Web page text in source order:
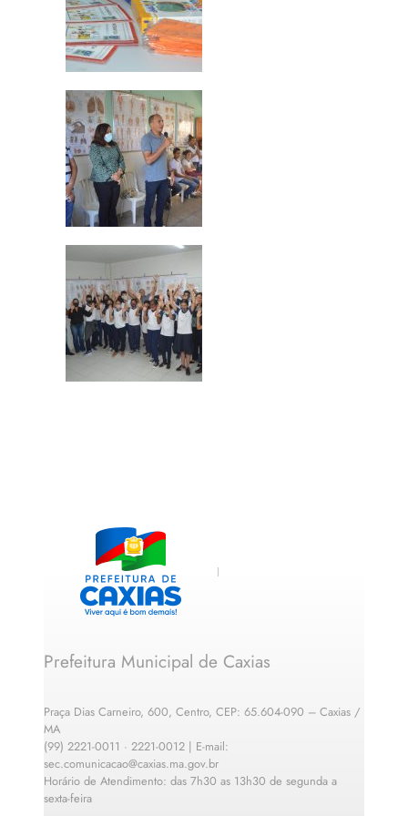
Prefeitura Municipal de Caxias
Praça Dias Carneiro, 600, Centro, CEP: 65.604-090 – Caxias /
MA
(99) 2221-0011 · 2221-0012 | E-mail:
sec.comunicacao@caxias.ma.gov.br
Horário de Atendimento: das 7h30 as 13h30 de segunda a
sexta-feira